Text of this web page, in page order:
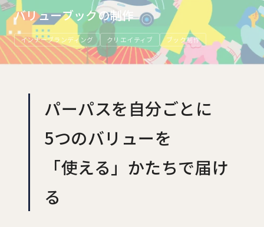
バリューブックの制作
インナーブランディング クリエイティブ ブック制作
パーパスを自分ごとに
5つのバリューを
「使える」かたちで届け
る